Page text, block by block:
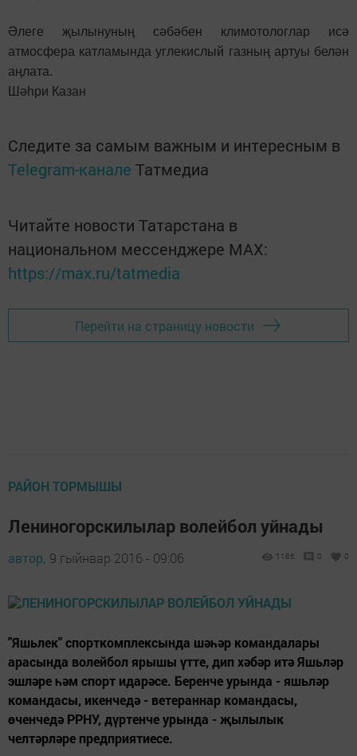
Әлеге җылынуның сәбәбен климотологлар исә
атмосфера катламында углекислый газның артуы белән
аңлата.
Шәһри Казан
Следите за самым важным и интересным в
Telegram-канале Татмедиа
Читайте новости Татарстана в
национальном мессенджере MАХ:
https://max.ru/tatmedia
Перейти на страницу новости
РАЙОН ТОРМЫШЫ
Лениногорскилылар волейбол уйнады
автор, 9 гыйнвар 2016 - 09:06 1186 0 0
"Яшьлек" спорткомплексында шәһәр командалары
арасында волейбол ярышы үтте, дип хәбәр итә Яшьләр
эшләре һәм спорт идарәсе. Беренче урында - яшьләр
командасы, икенчедә - ветераннар командасы,
өченчедә РРНУ, дүртенче урында - җылылык
челтәрләре предприятиесе.